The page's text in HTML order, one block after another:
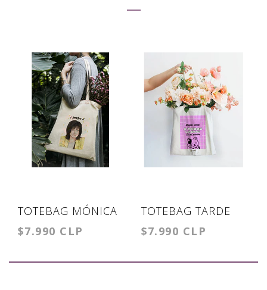
TOTEBAG MÓNICA
$7.990 CLP
TOTEBAG TARDE
$7.990 CLP